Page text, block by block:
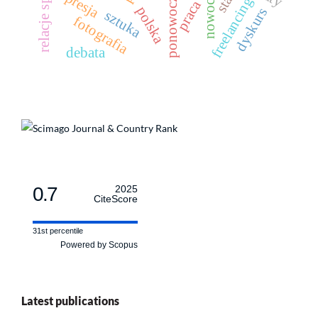
pracafreelancing
polska
fotografia
sztuka
debata dyskurs
0.7
2025
CiteScore
31st percentile
Powered by Scopus
Latest publications